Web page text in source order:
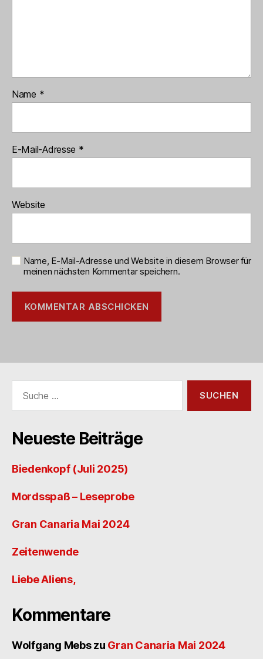
Name *
E-Mail-Adresse *
Website
Name, E-Mail-Adresse und Website in diesem Browser für
meinen nächsten Kommentar speichern.
nach:
Neueste Beiträge
Biedenkopf (Juli 2025)
Mordsspaß – Leseprobe
Gran Canaria Mai 2024
Zeitenwende
Liebe Aliens,
Kommentare
Wolfgang Mebszu Gran Canaria Mai 2024